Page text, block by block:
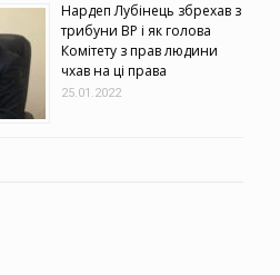
Нардеп Лубінець збрехав з
трибуни ВР і як голова
Комітету з прав людини
чхав на ці права
25.01.2022